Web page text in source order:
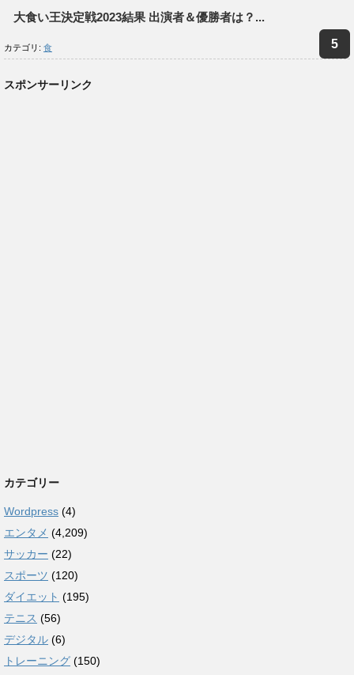
大食い王決定戦2023結果 出演者＆優勝者は？...
カテゴリ: 食
スポンサーリンク
カテゴリー
Wordpress (4)
エンタメ (4,209)
サッカー (22)
スポーツ (120)
ダイエット (195)
テニス (56)
デジタル (6)
トレーニング (150)